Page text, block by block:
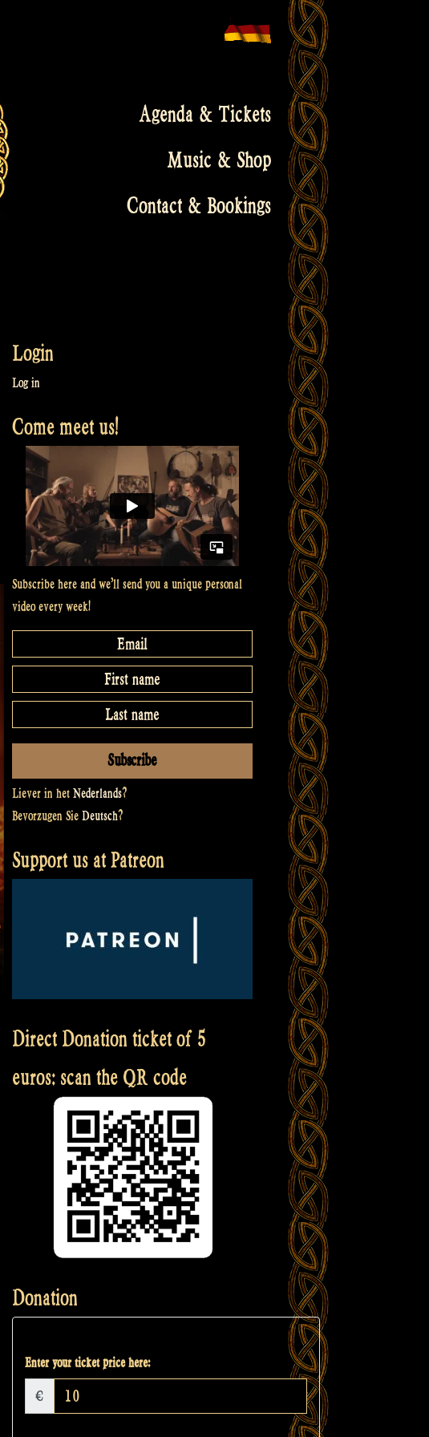
Agenda & Tickets
Music & Shop
Contact & Bookings
Login
Log in
Come meet us!
Subscribe here and we’ll send you a unique personal
video every week!
Liever in het Nederlands?
Bevorzugen Sie Deutsch?
Support us at Patreon
Direct Donation ticket of 5
euros: scan the QR code
Donation
Enter your ticket price here:
€